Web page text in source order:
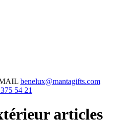
benelux@mantagifts.com
54 21
articles